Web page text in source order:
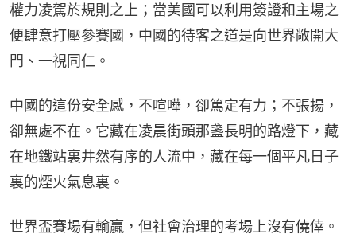
權力凌駕於規則之上；當美國可以利用簽證和主場之
便肆意打壓參賽國，中國的待客之道是向世界敞開大
門、一視同仁。
中國的這份安全感，不喧嘩，卻篤定有力；不張揚，
卻無處不在。它藏在凌晨街頭那盞長明的路燈下，藏
在地鐵站裏井然有序的人流中，藏在每一個平凡日子
裏的煙火氣息裏。
世界盃賽場有輸贏，但社會治理的考場上沒有僥倖。